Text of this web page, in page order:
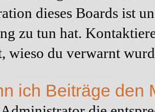
dieses Boards ist
zu tun hat.
wieso du verwarnt
ich Beiträge den